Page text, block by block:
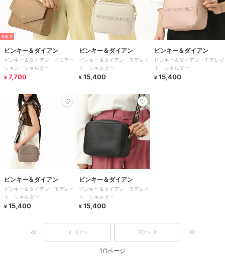
SALE
ピンキー＆ダイアン
ピンキー＆ダイアン イミテー
ション ショルダー
¥ 7,700
ピンキー＆ダイアン
ピンキー＆ダイアン モデレイ
ト ショルダー
¥ 15,400
ピンキー＆ダイアン
ピンキー＆ダイアン モデレイ
ト ショルダー
¥ 15,400
ピンキー＆ダイアン
ピンキー＆ダイアン モデレイ
ト ショルダー
¥ 15,400
ピンキー＆ダイアン
ピンキー＆ダイアン モデレイ
ト ショルダー
¥ 15,400
前へ 次へ
1/1ページ